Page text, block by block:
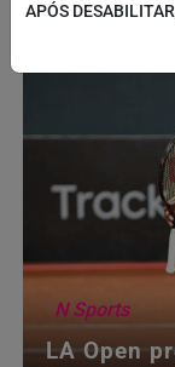
N Sports
LA Open
APÓS